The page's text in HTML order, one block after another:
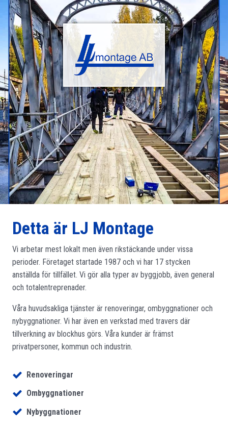
Detta är LJ Montage
Vi arbetar mest lokalt men även rikstäckande under vissa
perioder. Företaget startade 1987 och vi har 17 stycken
anställda för tillfället. Vi gör alla typer av byggjobb, även general
och totalentreprenader.
Våra huvudsakliga tjänster är renoveringar, ombyggnationer och
nybyggnationer. Vi har även en verkstad med travers där
tillverkning av blockhus görs. Våra kunder är främst
privatpersoner, kommun och industrin.
Renoveringar
Ombyggnationer
Nybyggnationer